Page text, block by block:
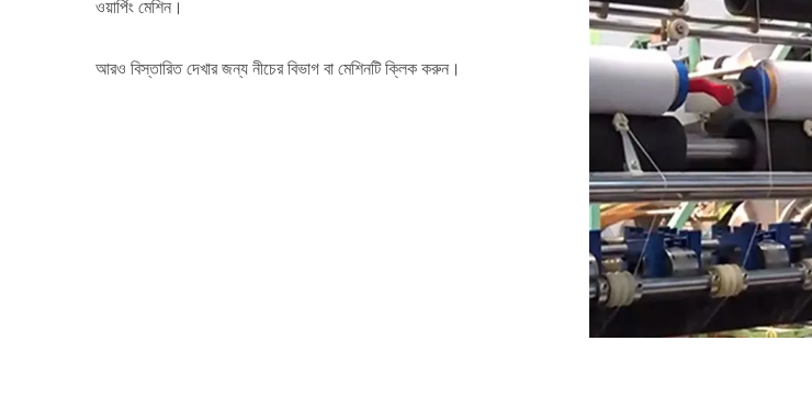
ওয়ার্পিং মেশিন।
আরও বিস্তারিত দেখার জন্য নীচের বিভাগ বা মেশিনটি ক্লিক করুন।